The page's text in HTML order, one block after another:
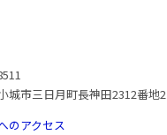
城市三日月町長神田2312番地2
のアクセス